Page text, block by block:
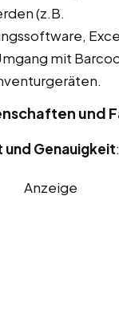
(z.B.
mit
und
Genauigkeit:
Anzeige